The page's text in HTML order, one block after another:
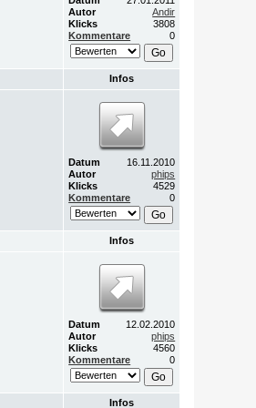
Autor
Andir
Klicks
3808
Kommentare
0
Infos
Datum
16.11.2010
Autor
phips
Klicks
4529
Kommentare
0
Infos
Datum
12.02.2010
Autor
phips
Klicks
4560
Kommentare
0
Infos